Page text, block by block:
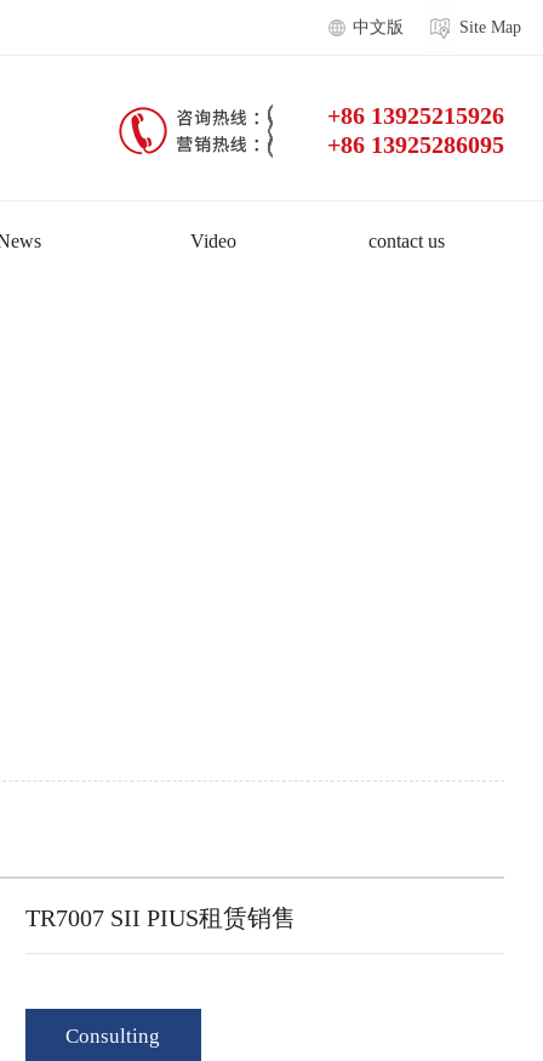
中文版 Site Map
+86 13925215926
+86 13925286095
Video contact us
TR7007 SII PIUS租赁销售
Consulting